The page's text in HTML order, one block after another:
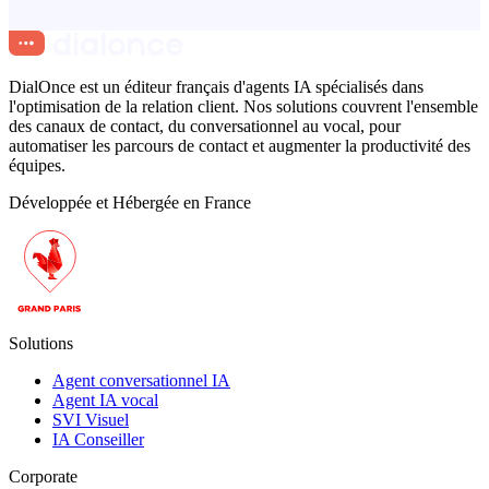
DialOnce est un éditeur français d'agents IA spécialisés dans
l'optimisation de la relation client. Nos solutions couvrent l'ensemble
des canaux de contact, du conversationnel au vocal, pour
automatiser les parcours de contact et augmenter la productivité des
équipes.
Développée et Hébergée en France
Solutions
Agent conversationnel IA
Agent IA vocal
SVI Visuel
IA Conseiller
Corporate